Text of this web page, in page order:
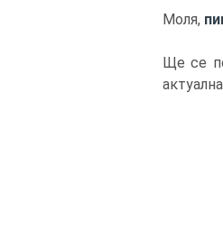
Моля,
Ще се